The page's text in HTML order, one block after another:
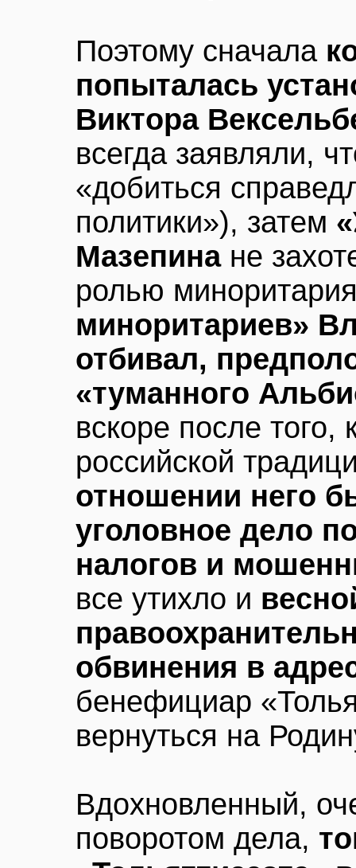
Поэтому сначала
попыталась
Виктора
всегда заявляли,
«добиться
политики»), затем
Мазепинане
ролью
миноритариев»
отбивал,
«туманного
вскоре после того,
российской
отношении него
уголовное дело
налогов и
все утихло и
обвинения в
бенефициар
вернуться на
Вдохновленный,
поворотом дела,